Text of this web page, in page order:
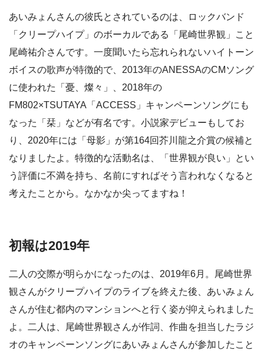
あいみょんさんの彼氏とされているのは、ロックバンド
「クリープハイプ」のボーカルである「尾崎世界観」こと
尾崎祐介さんです。一度聞いたら忘れられないハイトーン
ボイスの歌声が特徴的で、2013年のANESSAのCMソング
に使われた「憂、燦々」、2018年の
FM802×TSUTAYA「ACCESS」キャンペーンソングにも
なった「栞」などが有名です。小説家デビューもしてお
り、2020年には「母影」が第164回芥川龍之介賞の候補と
なりましたよ。特徴的な活動名は、「世界観が良い」とい
う評価に不満を持ち、名前にすればそう言われなくなると
考えたことから。なかなか尖ってますね！
初報は2019年
二人の交際が明らかになったのは、2019年6月。尾崎世界
観さんがクリープハイプのライブを終えた後、あいみょん
さんが住む都内のマンションへと行く姿が抑えられました
よ。二人は、尾崎世界観さんが作詞、作曲を担当したラジ
オのキャンペーンソングにあいみょんさんが参加したこと